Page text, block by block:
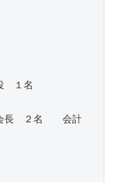
１名
２名　　会計